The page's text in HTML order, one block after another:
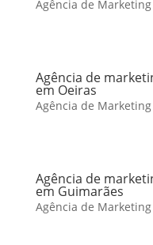
Agência de
Agência de
em Oeiras
Agência de
Agência de
em Guimarães
Agência de